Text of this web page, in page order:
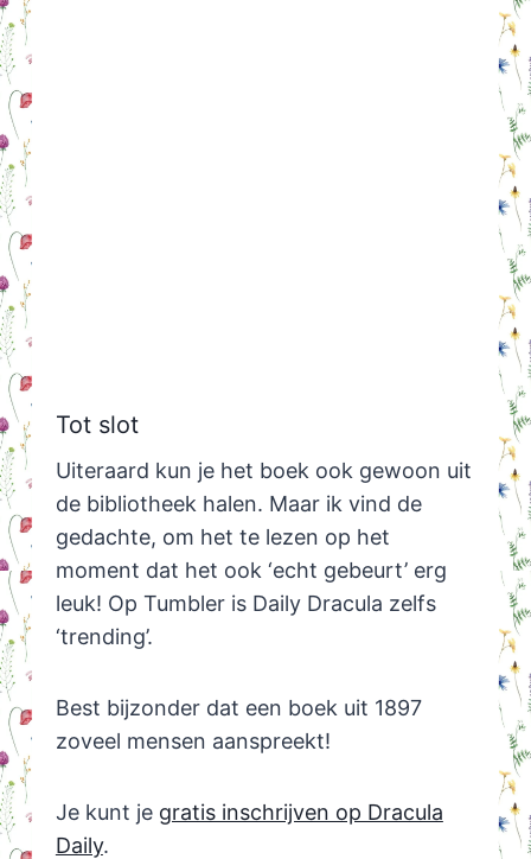
Tot slot
Uiteraard kun je het boek ook gewoon uit
de bibliotheek halen. Maar ik vind de
gedachte, om het te lezen op het
moment dat het ook ‘echt gebeurt’ erg
leuk! Op Tumbler is Daily Dracula zelfs
‘trending’.
Best bijzonder dat een boek uit 1897
zoveel mensen aanspreekt!
Je kunt je gratis inschrijven op Dracula
Daily.